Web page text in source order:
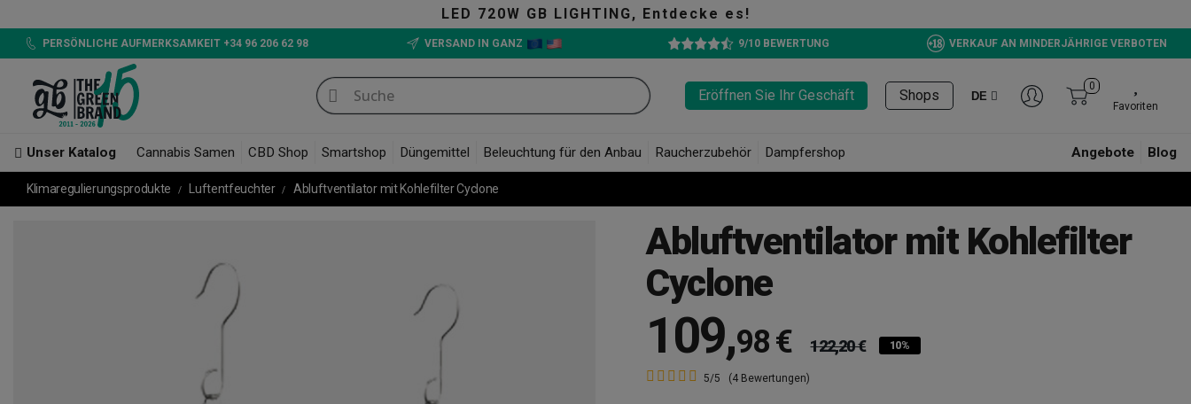
LED 720W GB LIGHTING, Entdecke es!
PERSÖNLICHE AUFMERKSAMKEIT +34 96 206 62 98 VERSAND IN GANZ 9/10 BEWERTUNG VERKAUF AN MINDERJÄHRIGE VERBOTEN
Eröffnen Sie Ihr Geschäft Shops DE
0
Favoriten
Unser Katalog Cannabis Samen CBD Shop Smartshop Düngemittel Beleuchtung für den Anbau Raucherzubehör Dampfershop Angebote Blog
Klimaregulierungsprodukte Luftentfeuchter Abluftventilator mit Kohlefilter Cyclone
Abluftventilator mit Kohlefilter
Cyclone
109,98 € 122,20 € 10%
5/5 (4 Bewertungen)